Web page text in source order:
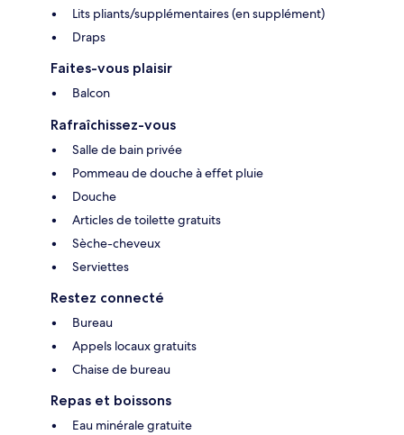
Lits pliants/supplémentaires (en supplément)
Draps
Faites-vous plaisir
Balcon
Rafraîchissez-vous
Salle de bain privée
Pommeau de douche à effet pluie
Douche
Articles de toilette gratuits
Sèche-cheveux
Serviettes
Restez connecté
Bureau
Appels locaux gratuits
Chaise de bureau
Repas et boissons
Eau minérale gratuite